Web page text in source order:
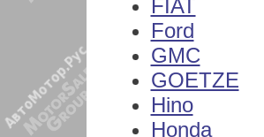
FIAT
Ford
GMC
GOETZE
Hino
Honda